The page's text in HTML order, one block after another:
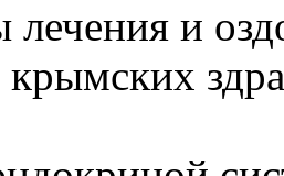
лечения и
крымских